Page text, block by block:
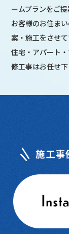
ームプランをご提
お客様のお住ま
案・施工をさせて
住宅・アパート
修工事はお任せ下